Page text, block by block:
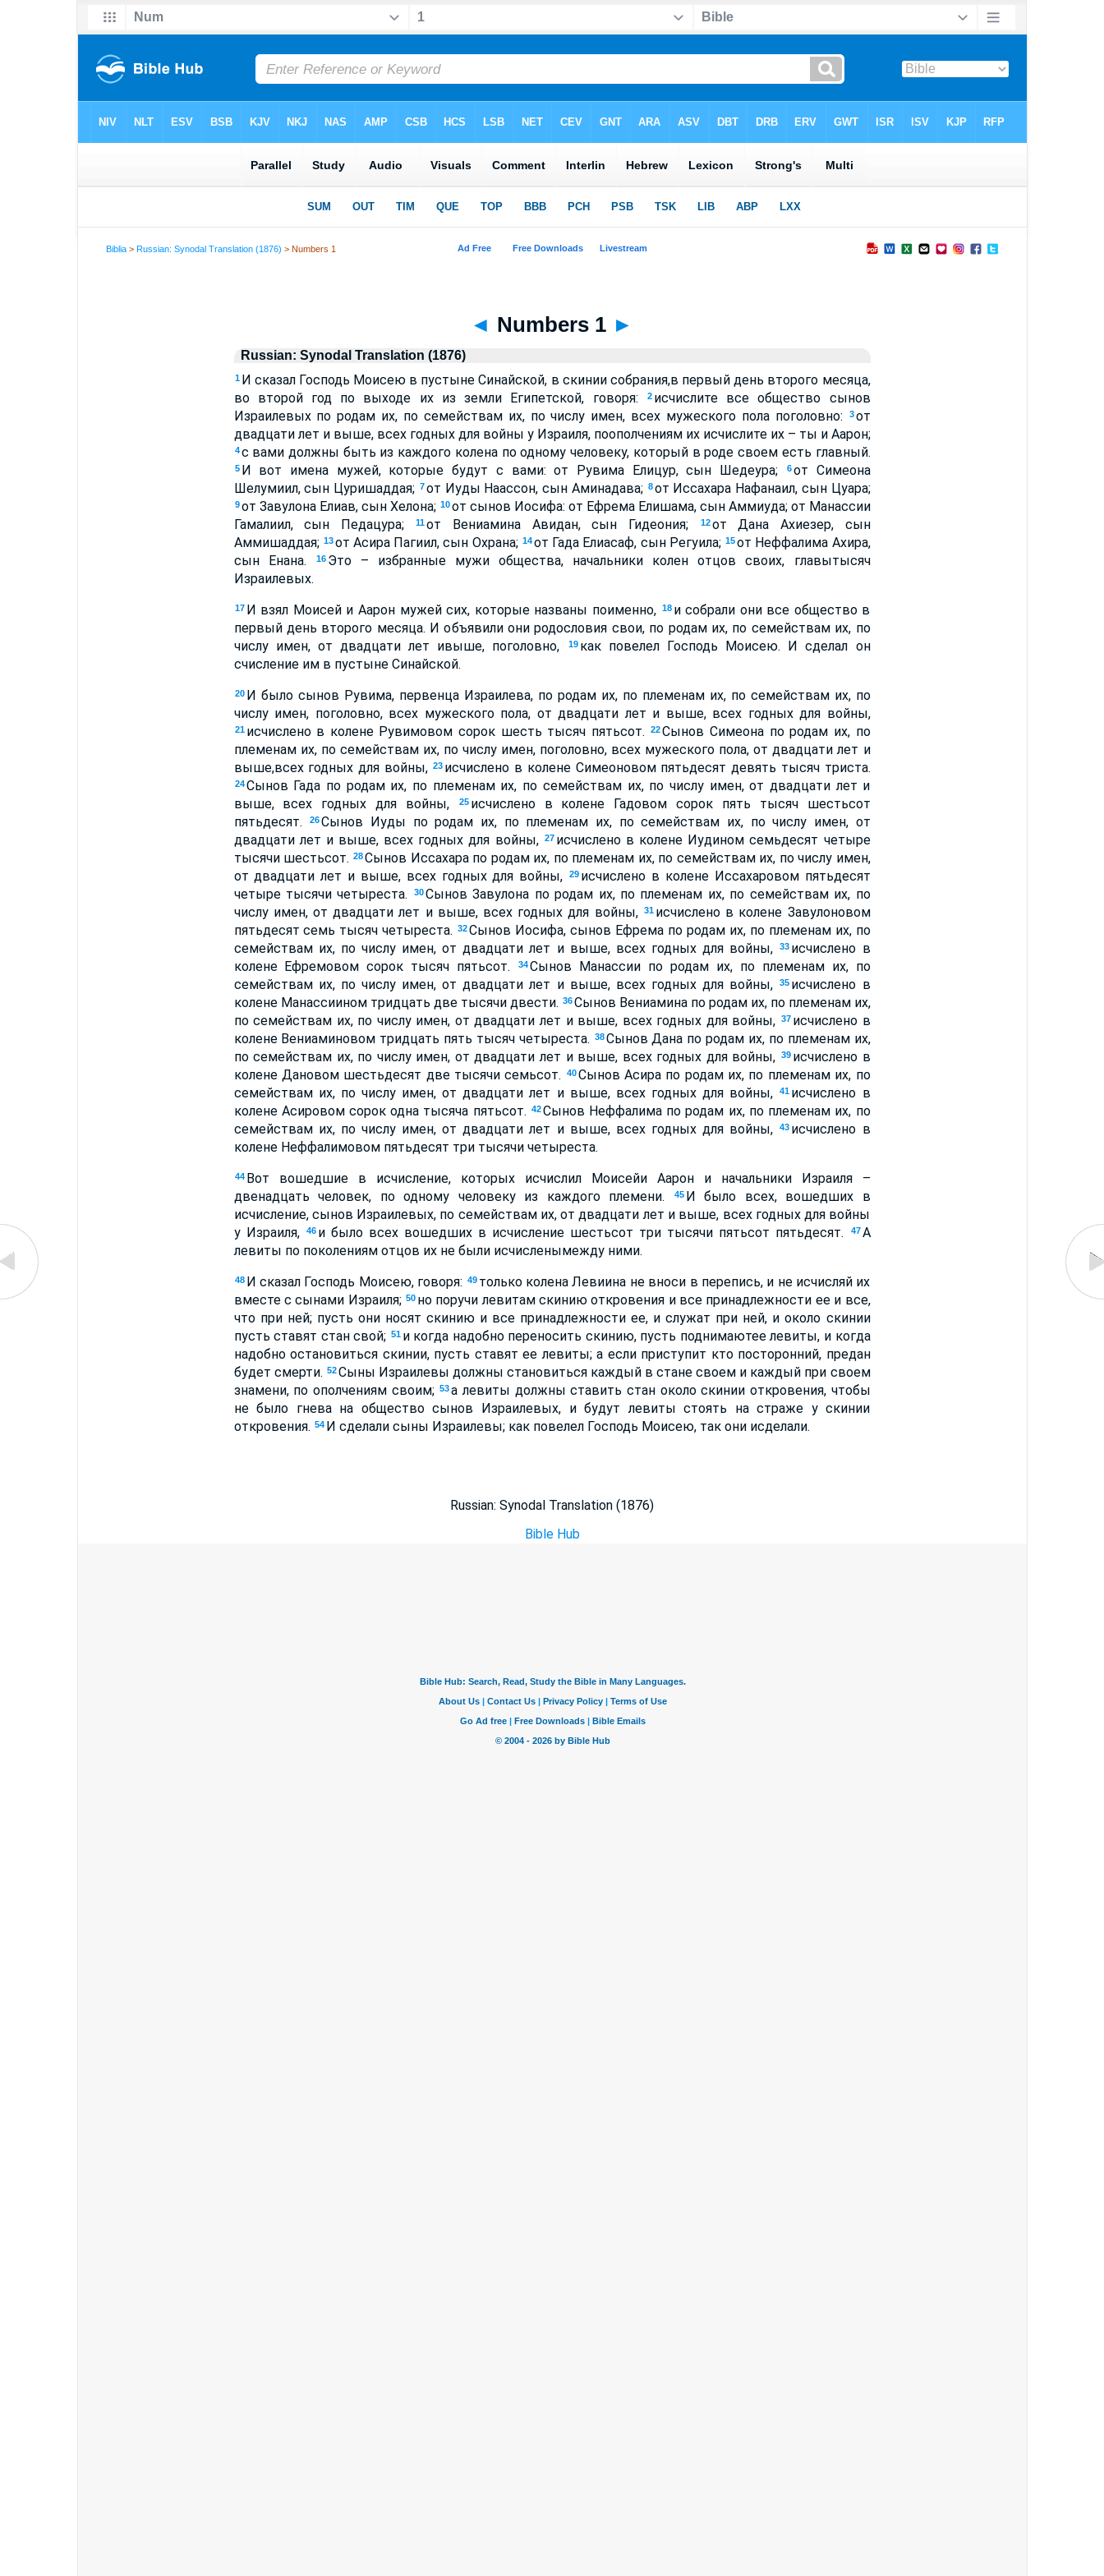
Biblia >Russian: Synodal Translation (1876) > Numbers 1
◄ Numbers 1 ►
Russian: Synodal Translation (1876)
1 И сказал Господь Моисею в пустыне Синайской, в скинии собрания,в первый день второго месяца,
во второй год по выходе их из земли Египетской, говоря:
2 исчислите все общество сынов
Израилевых по родам их, по семействам их, по числу имен, всех мужеского пола поголовно:
3 от
двадцати лет и выше, всех годных для войны у Израиля, поополчениям их исчислите их – ты и Аарон;
4 с вами должны быть из каждого колена по одному человеку, который в роде своем есть главный.
5 И вот имена мужей, которые будут с вами: от Рувима Елицур, сын Шедеура; 6от Симеона
Шелумиил, сын Цуришаддая; 7от Иуды Наассон, сын Аминадава; 8 от Иссахара Нафанаил, сын Цуара;
9 от Завулона Елиав, сын Хелона; 10 от сынов Иосифа: от Ефрема Елишама, сын Аммиуда; от Манассии
Гамалиил, сын Педацура;
11 от Вениамина Авидан, сын Гидеония; 12от Дана Ахиезер, сын
Аммишаддая; 13от Асира Пагиил, сын Охрана; 14от Гада Елиасаф, сын Регуила; 15от Неффалима Ахира,
сын Енана.
16 Это – избранные мужи общества, начальники колен отцов своих, главытысяч
Израилевых.
17 И взял Моисей и Аарон мужей сих, которые названы поименно, 18 и собрали они все общество в
первый день второго месяца. И объявили они родословия свои, по родам их, по семействам их, по
числу имен, от двадцати лет ивыше, поголовно,
19 как повелел Господь Моисею. И сделал он
счисление им в пустыне Синайской.
20 И было сынов Рувима, первенца Израилева, по родам их, по племенам их, по семействам их, по
числу имен, поголовно, всех мужеского пола, от двадцати лет и выше, всех годных для войны,
21 исчислено в колене Рувимовом сорок шесть тысяч пятьсот. 22 Сынов Симеона по родам их, по
племенам их, по семействам их, по числу имен, поголовно, всех мужеского пола, от двадцати лет и
выше,всех годных для войны, 23 исчислено в колене Симеоновом пятьдесят девять тысяч триста.
24 Сынов Гада по родам их, по племенам их, по семействам их, по числу имен, от двадцати лет и
выше, всех годных для войны,
25 исчислено в колене Гадовом сорок пять тысяч шестьсот
пятьдесят.
26Сынов Иуды по родам их, по племенам их, по семействам их, по числу имен, от
двадцати лет и выше, всех годных для войны, 27 исчислено в колене Иудином семьдесят четыре
тысячи шестьсот. 28 Сынов Иссахара по родам их, по племенам их, по семействам их, по числу имен,
от двадцати лет и выше, всех годных для войны,
29 исчислено в колене Иссахаровом пятьдесят
четыре тысячи четыреста.
30Сынов Завулона по родам их, по племенам их, по семействам их, по
числу имен, от двадцати лет и выше, всех годных для войны, 31 исчислено в колене Завулоновом
пятьдесят семь тысяч четыреста.
32Сынов Иосифа, сынов Ефрема по родам их, по племенам их, по
семействам их, по числу имен, от двадцати лет и выше, всех годных для войны,
33 исчислено в
колене Ефремовом сорок тысяч пятьсот.
34Сынов Манассии по родам их, по племенам их, по
семействам их, по числу имен, от двадцати лет и выше, всех годных для войны,
35 исчислено в
колене Манассиином тридцать две тысячи двести. 36 Сынов Вениамина по родам их, по племенам их,
по семействам их, по числу имен, от двадцати лет и выше, всех годных для войны, 37 исчислено в
колене Вениаминовом тридцать пять тысяч четыреста. 38 Сынов Дана по родам их, по племенам их,
по семействам их, по числу имен, от двадцати лет и выше, всех годных для войны, 39 исчислено в
колене Дановом шестьдесят две тысячи семьсот.
40Сынов Асира по родам их, по племенам их, по
семействам их, по числу имен, от двадцати лет и выше, всех годных для войны,
41 исчислено в
колене Асировом сорок одна тысяча пятьсот. 42Сынов Неффалима по родам их, по племенам их, по
семействам их, по числу имен, от двадцати лет и выше, всех годных для войны,
43 исчислено в
колене Неффалимовом пятьдесят три тысячи четыреста.
44 Вот вошедшие в исчисление, которых исчислил Моисейи Аарон и начальники Израиля –
двенадцать человек, по одному человеку из каждого племени.
45 И было всех, вошедших в
исчисление, сынов Израилевых, по семействам их, от двадцати лет и выше, всех годных для войны
у Израиля,
46 и было всех вошедших в исчисление шестьсот три тысячи пятьсот пятьдесят. 47 А
левиты по поколениям отцов их не были исчисленымежду ними.
48 И сказал Господь Моисею, говоря: 49 только колена Левиина не вноси в перепись, и не исчисляй их
вместе с сынами Израиля; 50 но поручи левитам скинию откровения и все принадлежности ее и все,
что при ней; пусть они носят скинию и все принадлежности ее, и служат при ней, и около скинии
пусть ставят стан свой; 51 и когда надобно переносить скинию, пусть поднимаютее левиты, и когда
надобно остановиться скинии, пусть ставят ее левиты; а если приступит кто посторонний, предан
будет смерти. 52Сыны Израилевы должны становиться каждый в стане своем и каждый при своем
знамени, по ополчениям своим; 53а левиты должны ставить стан около скинии откровения, чтобы
не было гнева на общество сынов Израилевых, и будут левиты стоять на страже у скинии
откровения. 54 И сделали сыны Израилевы; как повелел Господь Моисею, так они исделали.
Russian: Synodal Translation (1876)
Bible Hub